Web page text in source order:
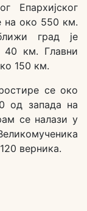
Епархијског
на око 550 км.
град је
40 км. Главни
150 км.
се око
од запада на
се налази у
верника.